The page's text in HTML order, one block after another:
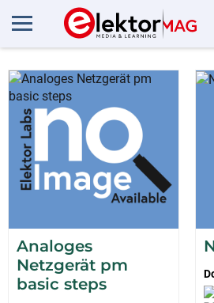
Project van
Analoges
Netzgerät pm
basic steps